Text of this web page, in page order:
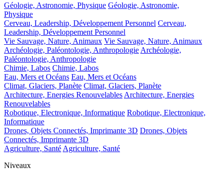
Géologie, Astronomie, Physique Géologie, Astronomie,
Physique
Cerveau, Leadership, Développement Personnel Cerveau,
Leadership, Développement Personnel
Vie Sauvage, Nature, Animaux Vie Sauvage, Nature, Animaux
Archéologie, Paléontologie, Anthropologie Archéologie,
Paléontologie, Anthropologie
Chimie, Labos Chimie, Labos
Eau, Mers et Océans Eau, Mers et Océans
Climat, Glaciers, Planète Climat, Glaciers, Planète
Architecture, Energies Renouvelables Architecture, Energies
Renouvelables
Robotique, Electronique, Informatique Robotique, Electronique,
Informatique
Drones, Objets Connectés, Imprimante 3D Drones, Objets
Connectés, Imprimante 3D
Agriculture, Santé Agriculture, Santé
Niveaux